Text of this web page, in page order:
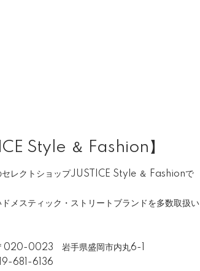
Style ＆ Fashion】
セレクトショップJUSTICE Style ＆ Fashionで
メスティック・ストリートブランドを多数取扱い
020-0023 岩手県盛岡市内丸6-1
681-6136